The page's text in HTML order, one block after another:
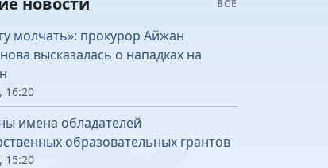
ВСЕ
молчать»: прокурор Айжан
высказалась о нападках на
16:20
имена обладателей
образовательных грантов
15:20